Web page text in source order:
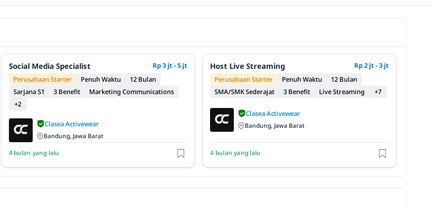
Social Media Specialist
Rp 3 jt - 5 jt
Perusahaan Starter
Penuh Waktu
12 Bulan
Sarjana S1
3 Benefit
Marketing Communications
+2
Clasea Activewear
Bandung, Jawa Barat
4 bulan yang lalu
Host Live Streaming
Rp 2 jt - 3 jt
Perusahaan Starter
Penuh Waktu
12 Bulan
SMA/SMK Sederajat
3 Benefit Live Streaming +7
Clasea Activewear
Bandung, Jawa Barat
4 bulan yang lalu